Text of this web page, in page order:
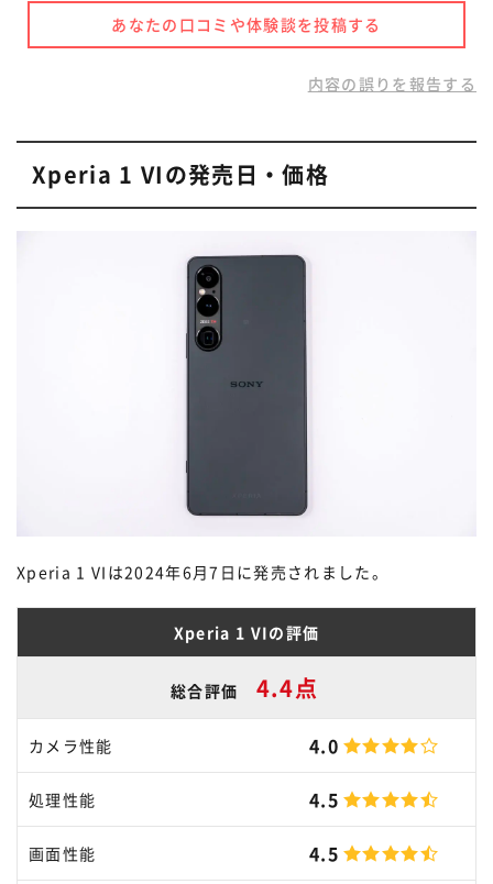
あなたの口コミや体験談を投稿する
内容の誤りを報告する
Xperia 1 VIの発売日・価格
Xperia 1 VIは2024年6月7日に発売されました。
Xperia 1 VIの評価
総合評価 4.4点
カメラ性能 4.0
処理性能 4.5
画面性能 4.5